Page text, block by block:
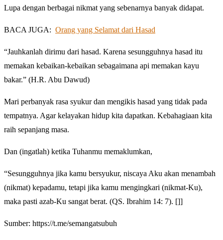
Lupa dengan berbagai nikmat yang sebenarnya banyak didapat.
BACA JUGA: Orang yang Selamat dari Hasad
“Jauhkanlah dirimu dari hasad. Karena sesungguhnya hasad itu
memakan kebaikan-kebaikan sebagaimana api memakan kayu
bakar.” (H.R. Abu Dawud)
Mari perbanyak rasa syukur dan mengikis hasad yang tidak pada
tempatnya. Agar kelayakan hidup kita dapatkan. Kebahagiaan kita
raih sepanjang masa.
Dan (ingatlah) ketika Tuhanmu memaklumkan,
“Sesungguhnya jika kamu bersyukur, niscaya Aku akan menambah
(nikmat) kepadamu, tetapi jika kamu mengingkari (nikmat-Ku),
maka pasti azab-Ku sangat berat. (QS. Ibrahim 14: 7). []]
Sumber: https://t.me/semangatsubuh